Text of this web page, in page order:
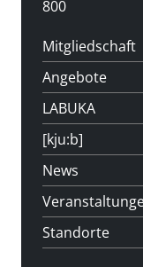
800
Mitgliedschaft
Angebote
LABUKA
[kju:b]
News
Standorte